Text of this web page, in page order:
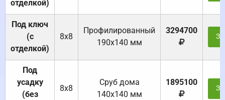
отделкой)
Под ключ
(с
отделкой)
8х8
Профилированный
190х140 мм
3294700
Под
усадку
(без
8х8
Cруб дома
140х140 мм
1895100